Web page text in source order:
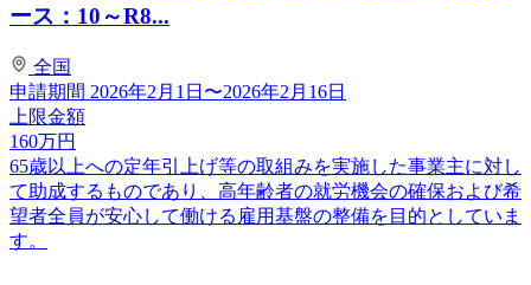
ース：10～R8...
全国
申請期間 2026年2月1日〜2026年2月16日
上限金額
160万円
65歳以上への定年引上げ等の取組みを実施した事業主に対し
て助成するものであり、高年齢者の就労機会の確保および希
望者全員が安心して働ける雇用基盤の整備を目的としていま
す。